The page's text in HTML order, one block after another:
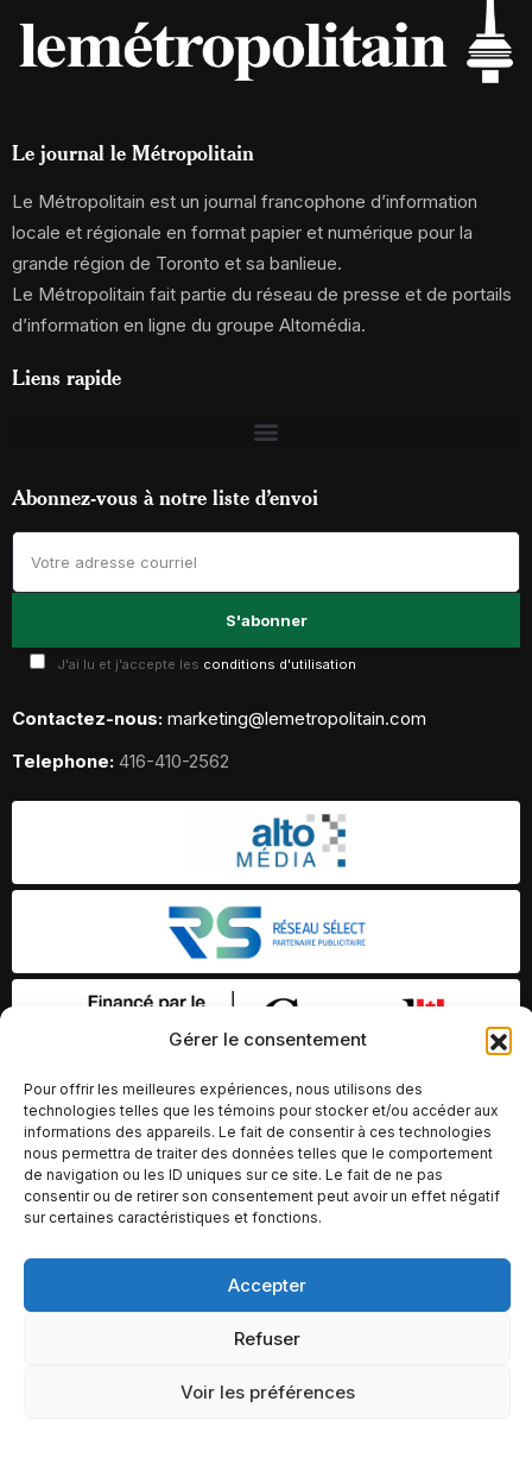
Gérer le consentement
Pour offrir les meilleures expériences, nous utilisons des
technologies telles que les témoins pour stocker et/ou accéder aux
informations des appareils. Le fait de consentir à ces technologies
nous permettra de traiter des données telles que le comportement
de navigation ou les ID uniques sur ce site. Le fait de ne pas
consentir ou de retirer son consentement peut avoir un effet négatif
sur certaines caractéristiques et fonctions.
Accepter
Refuser
Voir les préférences
Le journal le Métropolitain
Le Métropolitain est un journal francophone d’information
locale et régionale en format papier et numérique pour la
grande région de Toronto et sa banlieue.
Le Métropolitain fait partie du réseau de presse et de portails
d’information en ligne du groupe Altomédia.
Liens rapide
Abonnez-vous à notre liste d’envoi
J'ai lu et j'accepte les conditions d'utilisation
Contactez-nous: marketing@lemetropolitain.com
Telephone: 416-410-2562
© Copyright 2026 – Altomédia Inc |
Ce site internet a été conçu et développé par Chameleon Ideas